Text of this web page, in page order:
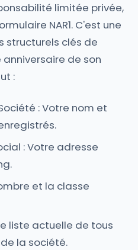
limitée privée,
NAR1. C'est une
structurels clés de
de son
:
: Votre nom et
: Votre adresse
et la classe
liste actuelle de tous
la société.